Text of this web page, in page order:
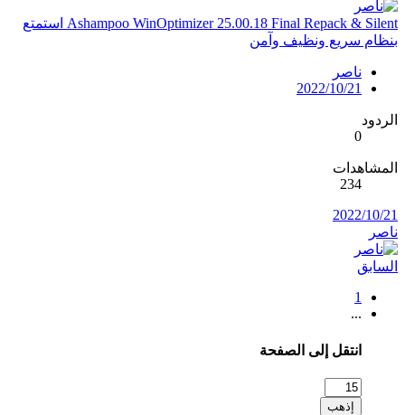
Ashampoo WinOptimizer 25.00.18 Final Repack & Silent استمتع
بنظام سريع ونظيف وآمن
ناصر
2022/10/21
الردود
0
المشاهدات
234
2022/10/21
ناصر
السابق
1
...
انتقل إلى الصفحة
إذهب